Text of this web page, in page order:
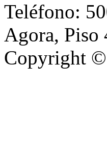
Teléfono:
Agora, Piso
Copyright